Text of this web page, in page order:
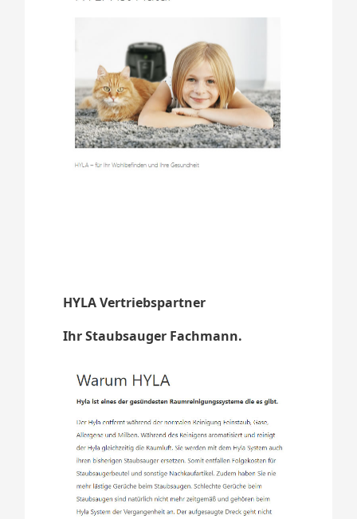
HYLA Vertriebspartner
Ihr Staubsauger Fachmann.